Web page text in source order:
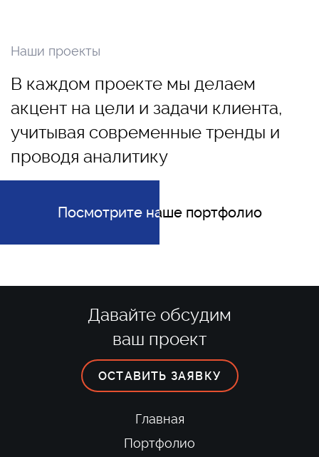
Наши проекты
В каждом проекте мы делаем
акцент на цели и задачи клиента,
учитывая современные тренды и
проводя аналитику
Посмотрите наше портфолио
Посмотрите наше портфолио
Давайте обсудим
ваш проект
ОСТАВИТЬ ЗАЯВКУ
Главная
Портфолио